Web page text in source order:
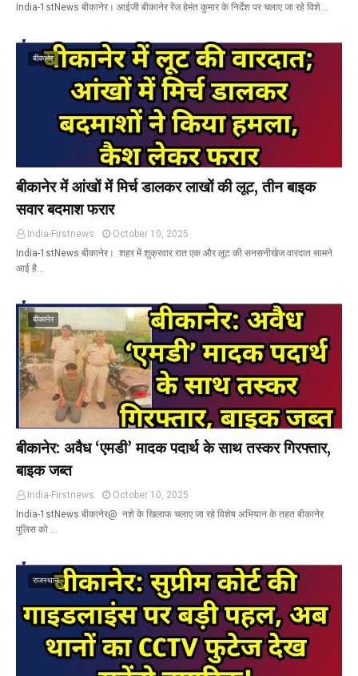
India-1stNews बीकानेर। आईजी बीकानेर रेंज हेमंत कुमार के निर्देश पर चलाए जा रहे विशे…
बीकानेर
बीकानेर में आंखों में मिर्च डालकर लाखों की लूट, तीन बाइक
सवार बदमाश फरार
India-Firstnews
October 10, 2025
India-1stNews बीकानेर। शहर में शुक्रवार रात एक और लूट की सनसनीखेज वारदात सामने
आई है…
बीकानेर
बीकानेर: अवैध ‘एमडी’ मादक पदार्थ के साथ तस्कर गिरफ्तार,
बाइक जब्त
India-Firstnews
October 10, 2025
India-1stNews बीकानेर@ नशे के खिलाफ चलाए जा रहे विशेष अभियान के तहत बीकानेर
पुलिस को …
राजस्थान